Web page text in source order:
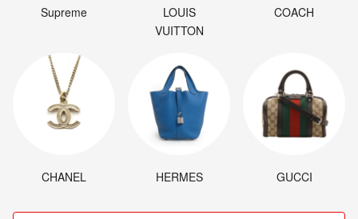
Supreme
LOUIS
VUITTON
COACH
CHANEL HERMES GUCCI